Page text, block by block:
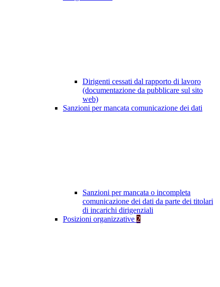
Dirigenti cessati dal rapporto di lavoro
(documentazione da pubblicare sul sito
web)
Sanzioni per mancata comunicazione dei dati
Sanzioni per mancata o incompleta
comunicazione dei dati da parte dei titolari
di incarichi dirigenziali
Posizioni organizzative 2